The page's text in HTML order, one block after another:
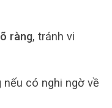
ràng, tránh vi
nếu có nghi ngờ về